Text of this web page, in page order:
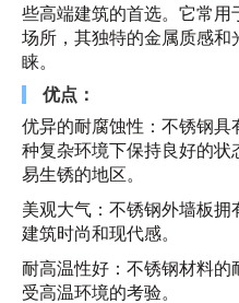
些高端建筑的首选。它常用
场所，其独特的金属质感
睐。
优点：
优异的耐腐蚀性：不锈钢具
种复杂环境下保持良好的状
易生锈的地区。
美观大气：不锈钢外墙板
建筑时尚和现代感。
耐高温性好：不锈钢材料的
受高温环境的考验。